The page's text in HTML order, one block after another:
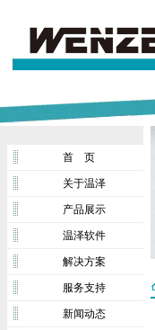
首 页
关于温泽
产品展示
温泽软件
解决方案
服务支持
新闻动态